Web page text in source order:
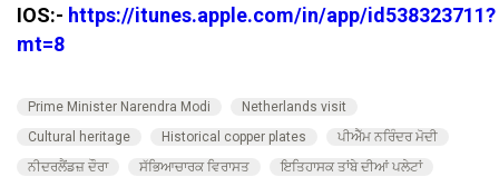
IOS:- https://itunes.apple.com/in/app/id538323711?
mt=8
Prime Minister Narendra Modi
Netherlands visit
Cultural heritage
Historical copper plates
ਪੀਐੱਮ ਨਰਿੰਦਰ ਮੋਦੀ
ਨੀਦਰਲੈਂਡਜ਼ ਦੌਰਾ
ਸੱਭਿਆਚਾਰਕ ਵਿਰਾਸਤ ਇਤਿਹਾਸਕ ਤਾਂਬੇ ਦੀਆਂ ਪਲੇਟਾਂ